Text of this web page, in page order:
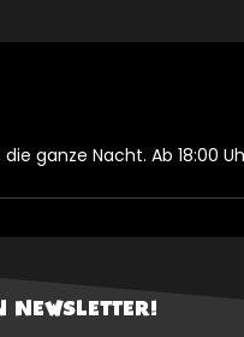
ganze Nacht. Ab 18:00